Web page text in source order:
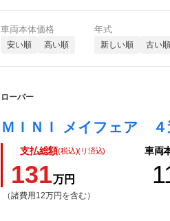
車両本体価格
安い順 高い順
年式
新しい順 古い順
ローバー
支払総額(税込)(リ済込)
131万円
（諸費用12万円を含む）
車両